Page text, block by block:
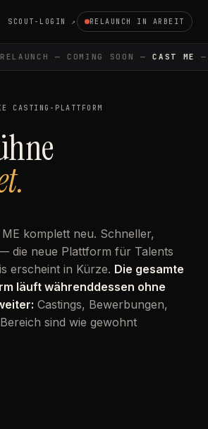
SCOUT-LOGIN ↗ RELAUNCH IN ARBEIT
— COMING SOON — CAST ME—
CASTING-PLATTFORM
komplett neu. Schneller,
die neue Plattform für Talents
erscheint in Kürze. Die gesamte
läuft währenddessen ohne
Castings, Bewerbungen,
sind wie gewohnt